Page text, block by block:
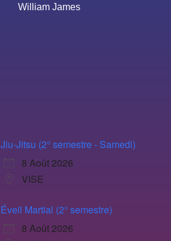
William James
Jiu-Jitsu (2° semestre - Samedi)
8 Août 2026
VISE
Éveil Martial (2° semestre)
8 Août 2026